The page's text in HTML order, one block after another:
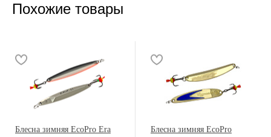
Похожие товары
Блесна зимняя EcoPro Era
Блесна зимняя EcoPro